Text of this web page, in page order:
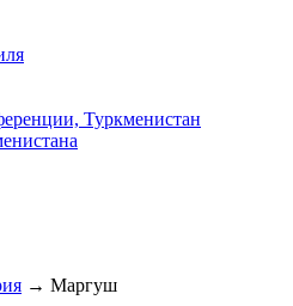
Туркменистан
→ Маргуш